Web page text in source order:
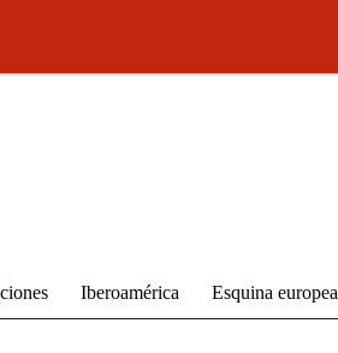
Iberoamérica Esquina europea